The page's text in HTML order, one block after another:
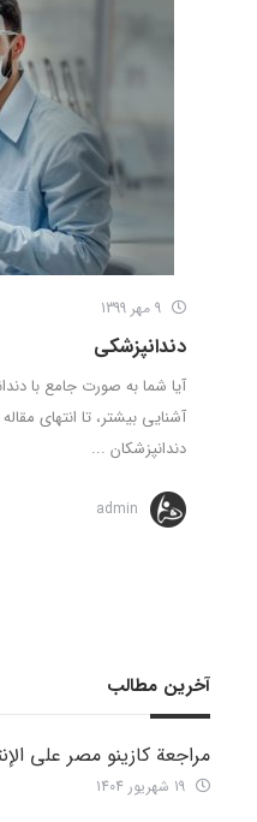
دندانپزشکی
آیا شما به صورت جامع با
آشنایی بیشتر، تا انتهای
دندانپزشکان ...
admin
آخرین مطالب
مراجعة كازينو مصر على